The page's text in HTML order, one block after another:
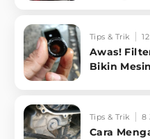
Tips & Trik
Awas!
Bikin
Tips & Trik 8
Cara